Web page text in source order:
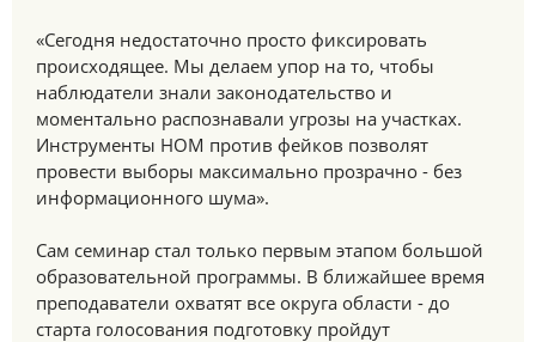
«Сегодня недостаточно просто фиксировать
происходящее. Мы делаем упор на то, чтобы
наблюдатели знали законодательство и
моментально распознавали угрозы на участках.
Инструменты НОМ против фейков позволят
провести выборы максимально прозрачно - без
информационного шума».
Сам семинар стал только первым этапом большой
образовательной программы. В ближайшее время
преподаватели охватят все округа области - до
старта голосования подготовку пройдут